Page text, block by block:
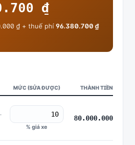
₫
₫ + thuế phí 96.380.700 ₫
MỨC (SỬA ĐƯỢC) THÀNH TIỀN
% giá xe
80.000.000